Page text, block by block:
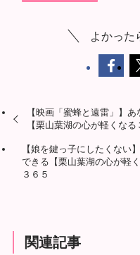
よかった
【映画「蜜蜂と遠雷」】
【栗山葉湖の心が軽くな
【娘を鍵っ子にしたくない
できる【栗山葉湖の心が軽
３６５
関連記事